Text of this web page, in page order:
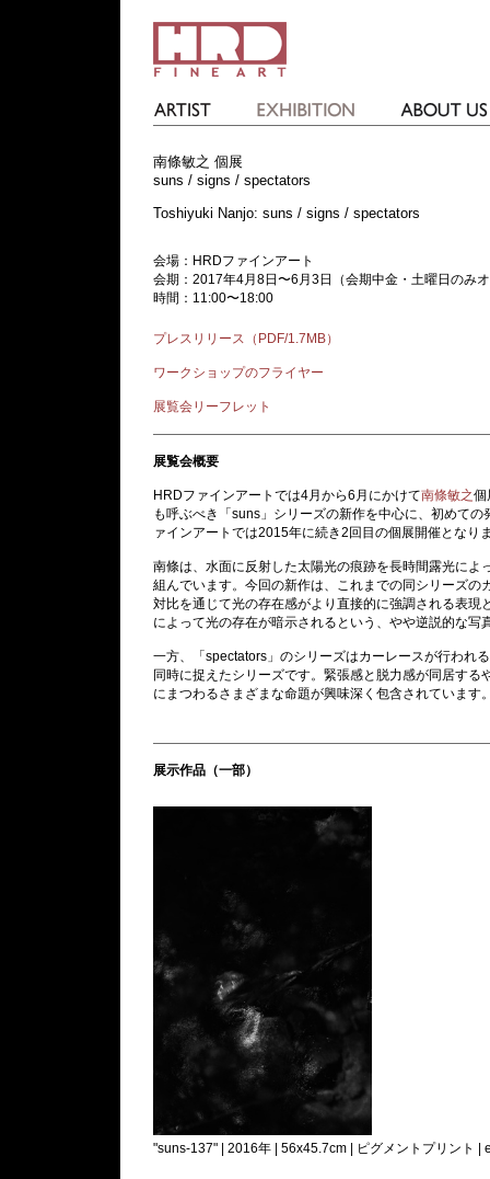
南條敏之 個展
suns / signs / spectators
Toshiyuki Nanjo: suns / signs / spectators
会場：HRDファインアート
会期：2017年4月8日〜6月3日（会期中金・土曜日のみ
時間：11:00〜18:00
プレスリリース（PDF/1.7MB）
ワークショップのフライヤー
展覧会リーフレット
展覧会概要
HRDファインアートでは4月から6月にかけて南條敏之個
も呼ぶべき「suns」シリーズの新作を中心に、初めて
ァインアートでは2015年に続き2回目の個展開催となり
南條は、水面に反射した太陽光の痕跡を長時間露光に
組んでいます。今回の新作は、これまでの同シリーズ
対比を通じて光の存在感がより直接的に強調される表
によって光の存在が暗示されるという、やや逆説的な
一方、「spectators」のシリーズはカーレースが行われ
同時に捉えたシリーズです。緊張感と脱力感が同居す
にまつわるさまざまな命題が興味深く包含されています
展示作品（一部）
"suns-137" | 2016年 | 56x45.7cm | ピグメントプリント |